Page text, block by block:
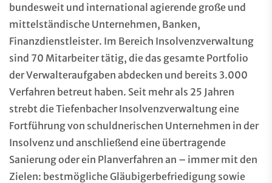
bundesweit und international agierende große und
mittelständische Unternehmen, Banken,
Finanzdienstleister. Im Bereich Insolvenzverwaltung
sind 70 Mitarbeiter tätig, die das gesamte Portfolio
der Verwalteraufgaben abdecken und bereits 3.000
Verfahren betreut haben. Seit mehr als 25 Jahren
strebt die Tiefenbacher Insolvenzverwaltung eine
Fortführung von schuldnerischen Unternehmen in der
Insolvenz und anschließend eine übertragende
Sanierung oder ein Planverfahren an – immer mit den
Zielen: bestmögliche Gläubigerbefriedigung sowie